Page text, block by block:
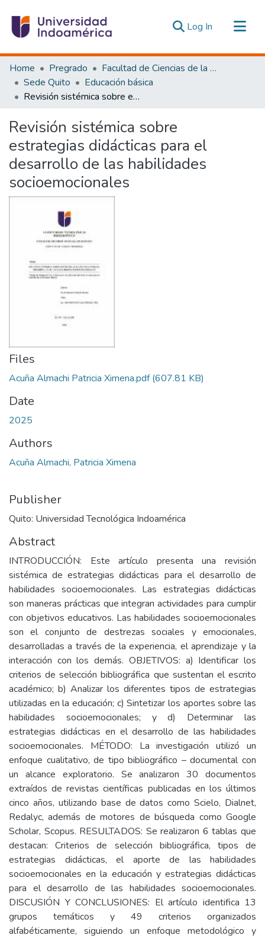
Log In (current)
Communities & Collections
All of DSpace
Statistics
Estadísticas Externas
Home Pregrado
Facultad de Ciencias de la Educación, De la Educación y Desarrollo Social
Sede Quito
Educación básica
Revisión sistémica sobre estrategias didácticas para el desarrollo de las habilidades socioemocionales
Revisión sistémica sobre
estrategias didácticas para el
desarrollo de las habilidades
socioemocionales
Files
Acuña Almachi Patricia Ximena.pdf(607.81 KB)
Date
2025
Authors
Acuña Almachi, Patricia Ximena
Publisher
Quito: Universidad Tecnológica Indoamérica
Abstract
INTRODUCCIÓN: Este artículo presenta una revisión
sistémica de estrategias didácticas para el desarrollo de
habilidades socioemocionales. Las estrategias didácticas
son maneras prácticas que integran actividades para cumplir
con objetivos educativos. Las habilidades socioemocionales
son el conjunto de destrezas sociales y emocionales,
desarrolladas a través de la experiencia, el aprendizaje y la
interacción con los demás. OBJETIVOS: a) Identificar los
criterios de selección bibliográfica que sustentan el escrito
académico; b) Analizar los diferentes tipos de estrategias
utilizadas en la educación; c) Sintetizar los aportes sobre las
habilidades socioemocionales; y d) Determinar las
estrategias didácticas en el desarrollo de las habilidades
socioemocionales. MÉTODO: La investigación utilizó un
enfoque cualitativo, de tipo bibliográfico – documental con
un alcance exploratorio. Se analizaron 30 documentos
extraídos de revistas científicas publicadas en los últimos
cinco años, utilizando base de datos como Scielo, Dialnet,
Redalyc, además de motores de búsqueda como Google
Scholar, Scopus. RESULTADOS: Se realizaron 6 tablas que
destacan: Criterios de selección bibliográfica, tipos de
estrategias didácticas, el aporte de las habilidades
socioemocionales en la educación y estrategias didácticas
para el desarrollo de las habilidades socioemocionales.
DISCUSIÓN Y CONCLUSIONES: El artículo identifica 13
grupos temáticos y 49 criterios organizados
alfabéticamente, siguiendo un enfoque metodológico y